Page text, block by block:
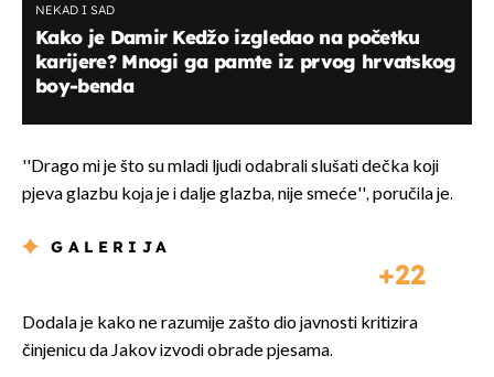
NEKAD I SAD
Kako je Damir Kedžo izgledao na početku
karijere? Mnogi ga pamte iz prvog hrvatskog
boy-benda
''Drago mi je što su mladi ljudi odabrali slušati dečka koji
pjeva glazbu koja je i dalje glazba, nije smeće'', poručila je.
GALERIJA
22
Dodala je kako ne razumije zašto dio javnosti kritizira
činjenicu da Jakov izvodi obrade pjesama.